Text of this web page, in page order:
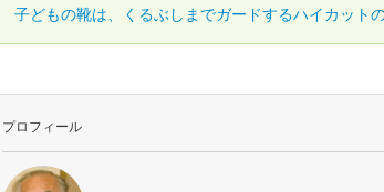
子どもの靴は、くるぶしまでガードするハイカットの
プロフィール